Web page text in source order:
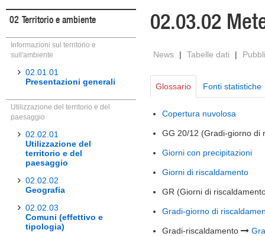
02 Territorio e ambiente
Informazioni sul territorio e
sull'ambiente
02.01.01
Presentazioni generali
Utilizzazione del territorio e del
paesaggio
02.02.01
Utilizzazione del
territorio e del
paesaggio
02.02.02
Geografia
02.02.03
Comuni (effettivo e
tipologia)
02.03.02
News | Tabelle dati |
Glossario Fonti statistiche
Copertura nuvolosa
GG 20/12 (Gradi-giorno di
Giorni con precipitazioni
Giorni di riscaldamento
GR (Giorni di
Gradi-giorno di
Gradi-riscaldamento